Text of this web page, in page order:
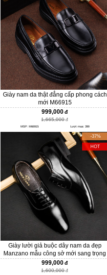
Giày nam da thật đẳng cấp phong cách
mới M66915
999,000
1,665,000
MSP: M66915 Lượt mua: 399
-37%
HOT
Giày lười giả buộc dây nam da đẹp
Manzano mẫu công sở mới sang trọng
và hiện đại M66900
999,000
1,600,000